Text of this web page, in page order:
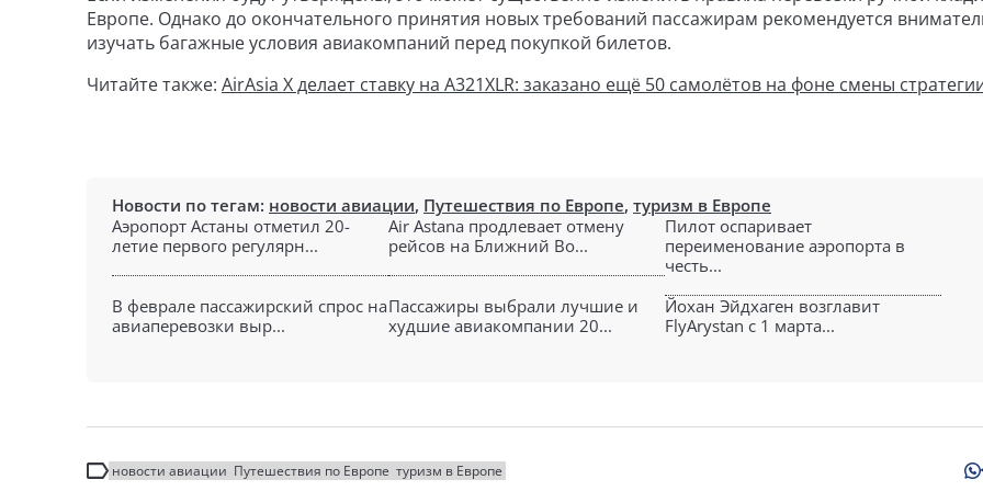
Европе. Однако до окончательного принятия новых требований пассажирам рекомендуется
изучать багажные условия авиакомпаний перед покупкой билетов.
Читайте также: AirAsia X делает ставку на A321XLR: заказано ещё 50 самолётов на фоне смены
Новости по тегам: новости авиации, Путешествия по Европе, туризм в Европе
Аэропорт Астаны отметил 20-
летие первого регулярн...
Air Astana продлевает отмену
рейсов на Ближний Во...
Пилот оспаривает
переименование аэропорта в
честь...
В феврале пассажирский спрос на
авиаперевозки выр...
Пассажиры выбрали лучшие и
худшие авиакомпании 20...
Йохан Эйдхаген возглавит
FlyArystan с 1 марта...
новости авиации Путешествия по Европе туризм в Европе